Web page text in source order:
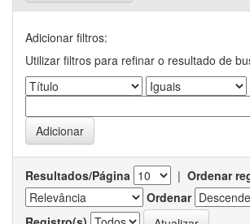
Adicionar filtros:
Utilizar filtros para refinar o resultado de
Resultados/Página | Ordenar
Ordenar